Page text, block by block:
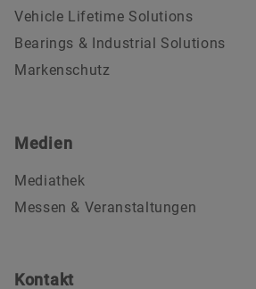
Vehicle Lifetime Solutions
Bearings & Industrial Solutions
Markenschutz
Medien
Mediathek
Messen & Veranstaltungen
Kontakt